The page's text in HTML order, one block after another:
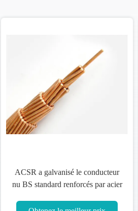
ACSR a galvanisé le conducteur
nu BS standard renforcés par acier